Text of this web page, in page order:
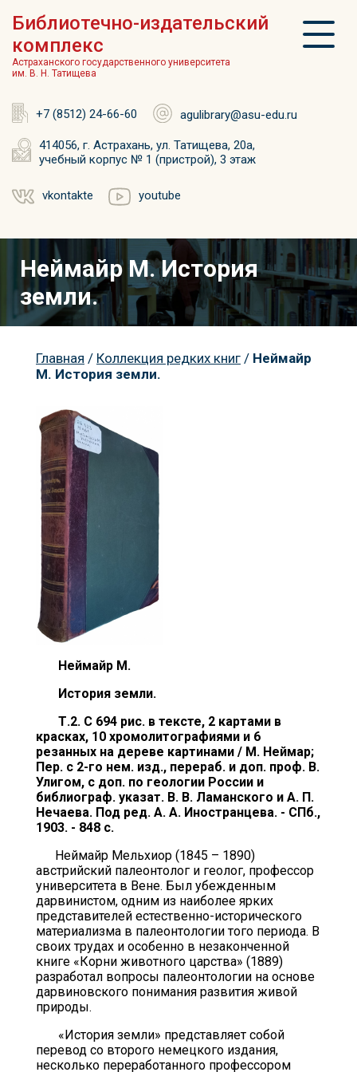
Библиотечно-издательский
комплекс
Астраханского государственного университета
им. В. Н. Татищева
+7 (8512) 24-66-60 agulibrary@asu-edu.ru
414056, г. Астрахань, ул. Татищева, 20а,
учебный корпус № 1 (пристрой), 3 этаж
vkontakte youtube
Неймайр М. История
земли.
Главная / Коллекция редких книг / Неймайр
М. История земли.
Неймайр М.
История земли.
Т.2. С 694 рис. в тексте, 2 картами в
красках, 10 хромолитографиями и 6
резанных на дереве картинами / М. Неймар;
Пер. с 2-го нем. изд., перераб. и доп. проф. В.
Улигом, с доп. по геологии России и
библиограф. указат. В. В. Ламанского и А. П.
Нечаева. Под ред. А. А. Иностранцева. - СПб.,
1903. - 848 с.
Неймайр Мельхиор (1845 – 1890)
австрийский палеонтолог и геолог, профессор
университета в Вене. Был убежденным
дарвинистом, одним из наиболее ярких
представителей естественно-исторического
материализма в палеонтологии того периода. В
своих трудах и особенно в незаконченной
книге «Корни животного царства» (1889)
разработал вопросы палеонтологии на основе
дарвиновского понимания развития живой
природы.
«История земли» представляет собой
перевод со второго немецкого издания,
несколько переработанного профессором